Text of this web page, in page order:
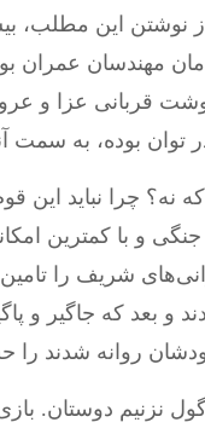
نوشتن این مطلب،
مهندسان عمران
قربانی عزا و
نه؟ چرا نباید این
و با کمترین
شریف را
و بعد که جاگیر و
روانه شدند را
نزنیم دوستان.